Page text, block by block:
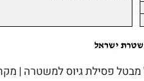
פסילת גיוס למשטרה |